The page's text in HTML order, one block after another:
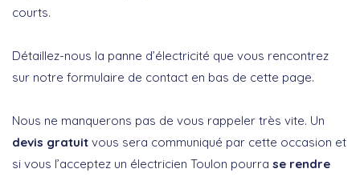
courts.
Détaillez-nous la panne d’électricité que vous rencontrez
sur notre formulaire de contact en bas de cette page.
Nous ne manquerons pas de vous rappeler très vite. Un
devis gratuit vous sera communiqué par cette occasion et
si vous l’acceptez un électricien Toulon pourra se rendre